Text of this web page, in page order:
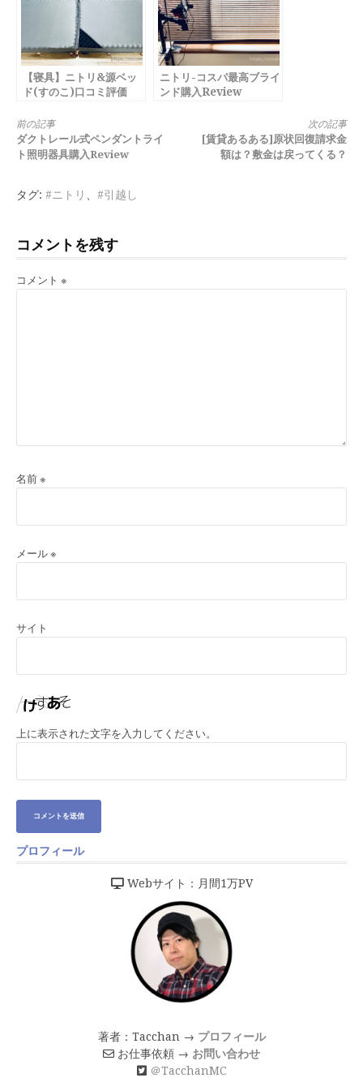
【寝具】ニトリ&源ベッ
ド(すのこ)口コミ評価
ニトリ-コスパ最高ブライ
ンド購入Review
続
き
を
む
前の記事
ダクトレール式ペンダントライ
ト照明器具購入Review
次の記事
[賃貸あるある]原状回復請求金
額は？敷金は戻ってくる？
タグ: #ニトリ #引越し
コメントを残す
コメント ※
名前 ※
メール ※
サイト
上に表示された文字を入力してください。
プロフィール
Webサイト：月間1万PV
著者：Tacchan → プロフィール
お仕事依頼 → お問い合わせ
＠TacchanMC